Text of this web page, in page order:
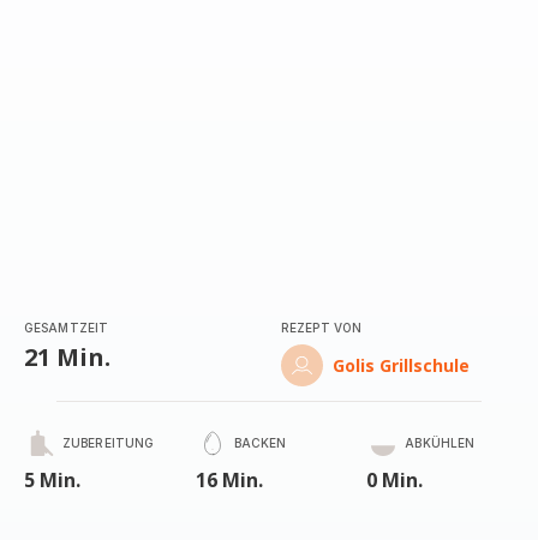
GESAMTZEIT
21 Min.
REZEPT VON
Golis Grillschule
ZUBEREITUNG
5 Min.
BACKEN
16 Min.
ABKÜHLEN
0 Min.